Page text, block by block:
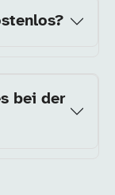
bei der